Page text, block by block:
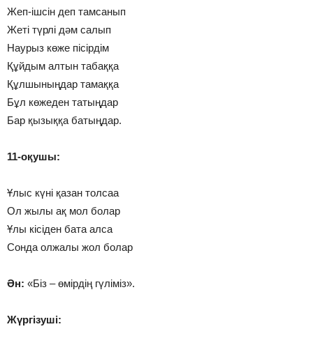
Жеп-ішсін деп тамсанып
Жеті түрлі дәм салып
Наурыз көже пісірдім
Құйдым алтын табаққа
Құлшыныңдар тамаққа
Бұл көжеден татыңдар
Бар қызыққа батыңдар.
11-оқушы:
Ұлыс күні қазан толсаа
Ол жылы ақ мол болар
Ұлы кісіден бата алса
Сонда олжалы жол болар
Ән: «Біз – өмірдің гүліміз».
Жүргізуші: